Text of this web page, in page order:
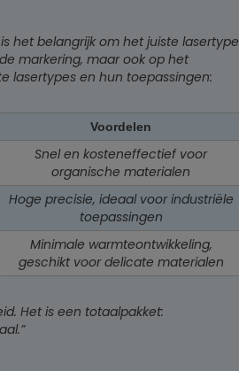
het belangrijk om het juiste lasertype
markering, maar ook op het
lasertypes en hun toepassingen:
Voordelen
Snel en kosteneffectief voor
organische materialen
Hoge precisie, ideaal voor industriële
toepassingen
Minimale warmteontwikkeling,
geschikt voor delicate materialen
Het is een totaalpakket: